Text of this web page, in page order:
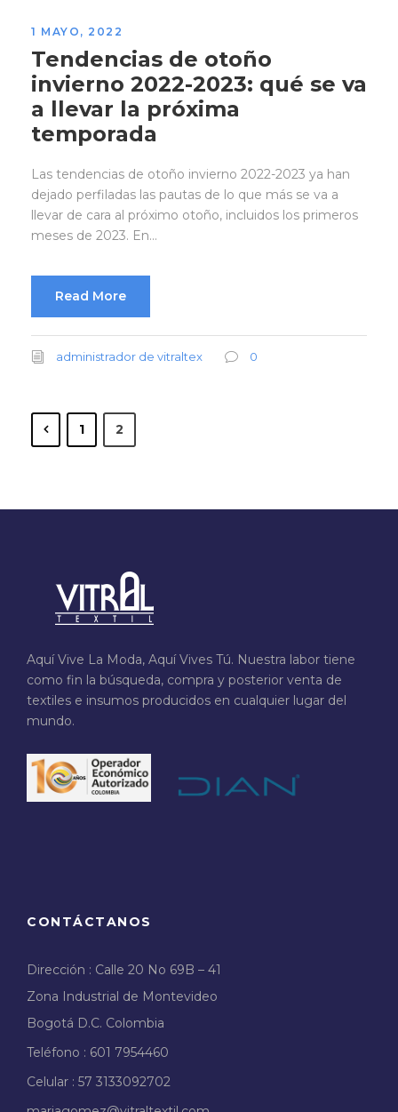
1 MAYO, 2022
Tendencias de otoño
invierno 2022-2023: qué se va
a llevar la próxima
temporada
Las tendencias de otoño invierno 2022-2023 ya han
dejado perfiladas las pautas de lo que más se va a
llevar de cara al próximo otoño, incluidos los primeros
meses de 2023. En...
Read More
administrador de vitraltex 0
1 2
Aquí Vive La Moda, Aquí Vives Tú. Nuestra labor tiene
como fin la búsqueda, compra y posterior venta de
textiles e insumos producidos en cualquier lugar del
mundo.
CONTÁCTANOS
Dirección : Calle 20 No 69B – 41
Zona Industrial de Montevideo
Bogotá D.C. Colombia
Teléfono : 601 7954460
Celular : 57 3133092702